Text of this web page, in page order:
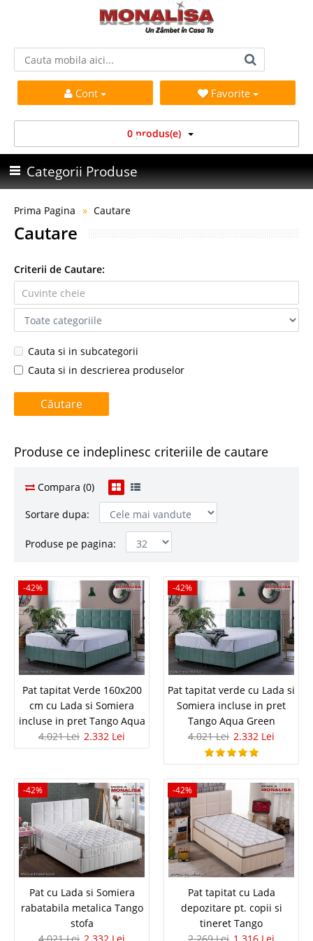
Cont Favorite
0 produs(e)
Categorii Produse
Prima Pagina Cautare
Cautare
Criterii de Cautare:
Cauta si in subcategorii
Cauta si in descrierea produselor
Produse ce indeplinesc criteriile de cautare
Compara (0)
Sortare dupa:
Produse pe pagina:
-42%
Pat tapitat Verde 160x200 cm cu
Lada si Somiera incluse in pret Tango
Aqua
Pat tapitat 160 x 200 cm verde cu lada depozitare si somiera Tango Green
– Transport Gratuit Bucuresti PROMOTIE VALABILA pentru DIMENSIUNILE
de 160x200 cm Alte dimensiuni gasiti aici Pat tapitat verde cu Lada si
Somiera incluse in pret Tango Aqua Green ..
Compara
4.021 Lei
Pret Redus 2.332 Lei
-42%
Pat tapitat Verde 160x200
cm cu Lada si Somiera
incluse in pret Tango Aqua
4.021 Lei 2.332 Lei
-42%
Pat tapitat verde cu Lada si
Somiera incluse in pret
Tango Aqua Green
4.021 Lei 2.332 Lei
-42%
Pat cu Lada si Somiera
rabatabila metalica Tango
stofa
-42%
Pat tapitat cu Lada
depozitare pt. copii si
tineret Tango